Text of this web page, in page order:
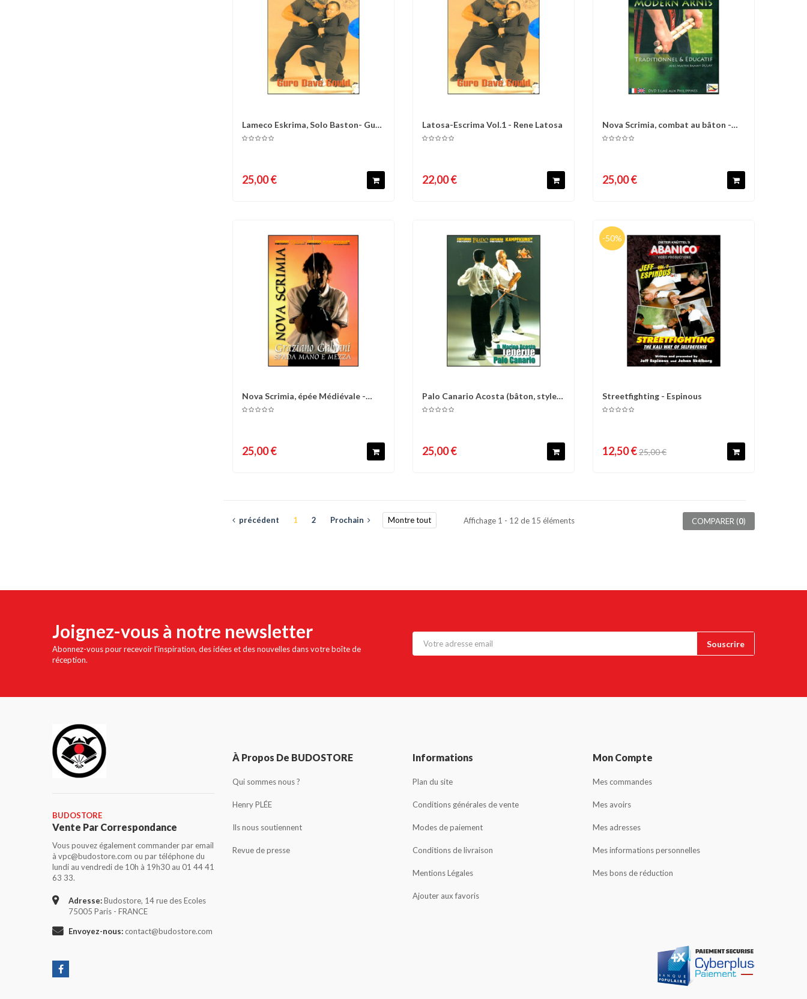
Comparer Liste d'envies
Lameco Eskrima, Solo Baston- Guro
Dava Gould
25,00 €
Comparer Liste d'envies
Latosa-Escrima Vol.1 - Rene Latosa
22,00 €
Comparer Liste d'envies
Nova Scrimia, combat au bâton -
Graziano...
25,00 €
Comparer Liste d'envies
Nova Scrimia, épée Médiévale -
Graziano...
25,00 €
Comparer Liste d'envies
Palo Canario Acosta (bâton, style
Acosta)...
25,00 €
-50%
Comparer Liste d'envies
Streetfighting - Espinous
12,50 €25,00 €
précédent 1 2 Prochain Montre tout Affichage 1 - 12 de 15 éléments COMPARER (0)
Joignez-vous à notre newsletter
Abonnez-vous pour recevoir l'inspiration, des idées et des nouvelles dans votre boîte de
réception.
BUDOSTORE
Vente Par Correspondance
Vous pouvez également commander par email
à vpc@budostore.com ou par téléphone du
lundi au vendredi de 10h à 19h30 au 01 44 41
63 33.
Adresse:Budostore, 14 rue des Ecoles
75005 Paris - FRANCE
Envoyez-nous: contact@budostore.com
À Propos De BUDOSTORE
Qui sommes nous ?
Henry PLÉE
Ils nous soutiennent
Revue de presse
Informations
Plan du site
Conditions générales de vente
Modes de paiement
Conditions de livraison
Mentions Légales
Ajouter aux favoris
Mon Compte
Mes commandes
Mes avoirs
Mes adresses
Mes informations personnelles
Mes bons de réduction